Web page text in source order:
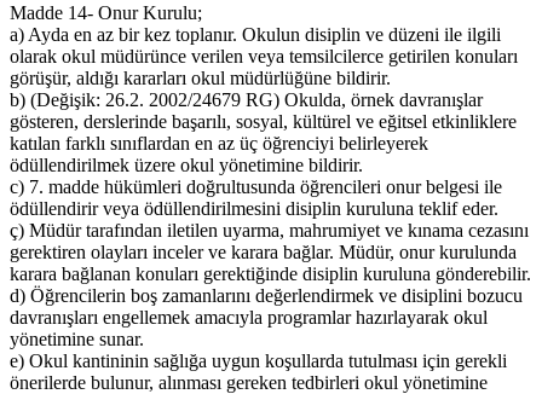
Madde 14- Onur Kurulu;
a) Ayda en az bir kez toplanır. Okulun disiplin ve düzeni ile ilgili
olarak okul müdürünce verilen veya temsilcilerce getirilen konuları
görüşür, aldığı kararları okul müdürlüğüne bildirir.
b) (Değişik: 26.2. 2002/24679 RG) Okulda, örnek davranışlar
gösteren, derslerinde başarılı, sosyal, kültürel ve eğitsel etkinliklere
katılan farklı sınıflardan en az üç öğrenciyi belirleyerek
ödüllendirilmek üzere okul yönetimine bildirir.
c) 7. madde hükümleri doğrultusunda öğrencileri onur belgesi ile
ödüllendirir veya ödüllendirilmesini disiplin kuruluna teklif eder.
ç) Müdür tarafından iletilen uyarma, mahrumiyet ve kınama cezasını
gerektiren olayları inceler ve karara bağlar. Müdür, onur kurulunda
karara bağlanan konuları gerektiğinde disiplin kuruluna gönderebilir.
d) Öğrencilerin boş zamanlarını değerlendirmek ve disiplini bozucu
davranışları engellemek amacıyla programlar hazırlayarak okul
yönetimine sunar.
e) Okul kantininin sağlığa uygun koşullarda tutulması için gerekli
önerilerde bulunur, alınması gereken tedbirleri okul yönetimine